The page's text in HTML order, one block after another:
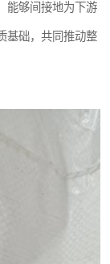
能够间接地为下游
基础，共同推动整